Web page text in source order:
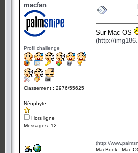
macfan
Profil challenge
Classement : 2976/55625
Néophyte
Hors ligne
Messages: 12
Sur Mac OS
(http://
(http://
MacBook - Mac